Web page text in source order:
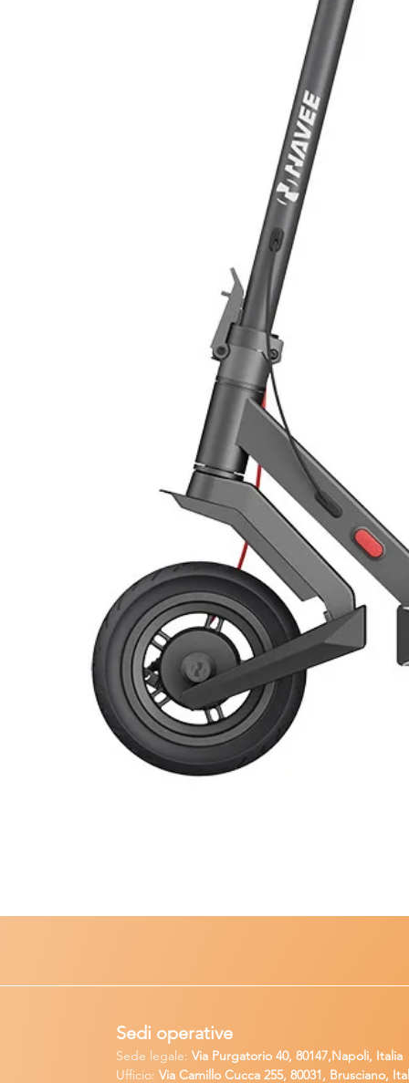
Sedi operative
Sede legale:Via Purgatorio 40, 80147,Napoli, Italia
Ufficio:Via Camillo Cucca 255, 80031, Brusciano,